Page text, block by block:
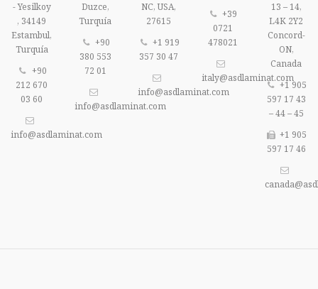
- Yesilkoy
, 34149
Estambul,
Turquía
+90
212 670
03 60
info@asdlaminat.com
Duzce,
Turquía
+90
380 553
72 01
info@asdlaminat.com
NC, USA,
27615
+1 919
357 30 47
info@asdlaminat.com
+39
0721
478021
italy@asdlaminat.com
13 – 14,
L4K 2Y2
Concord-
ON,
Canada
+1 905
597 17 43
– 44 – 45
+1 905
597 17 46